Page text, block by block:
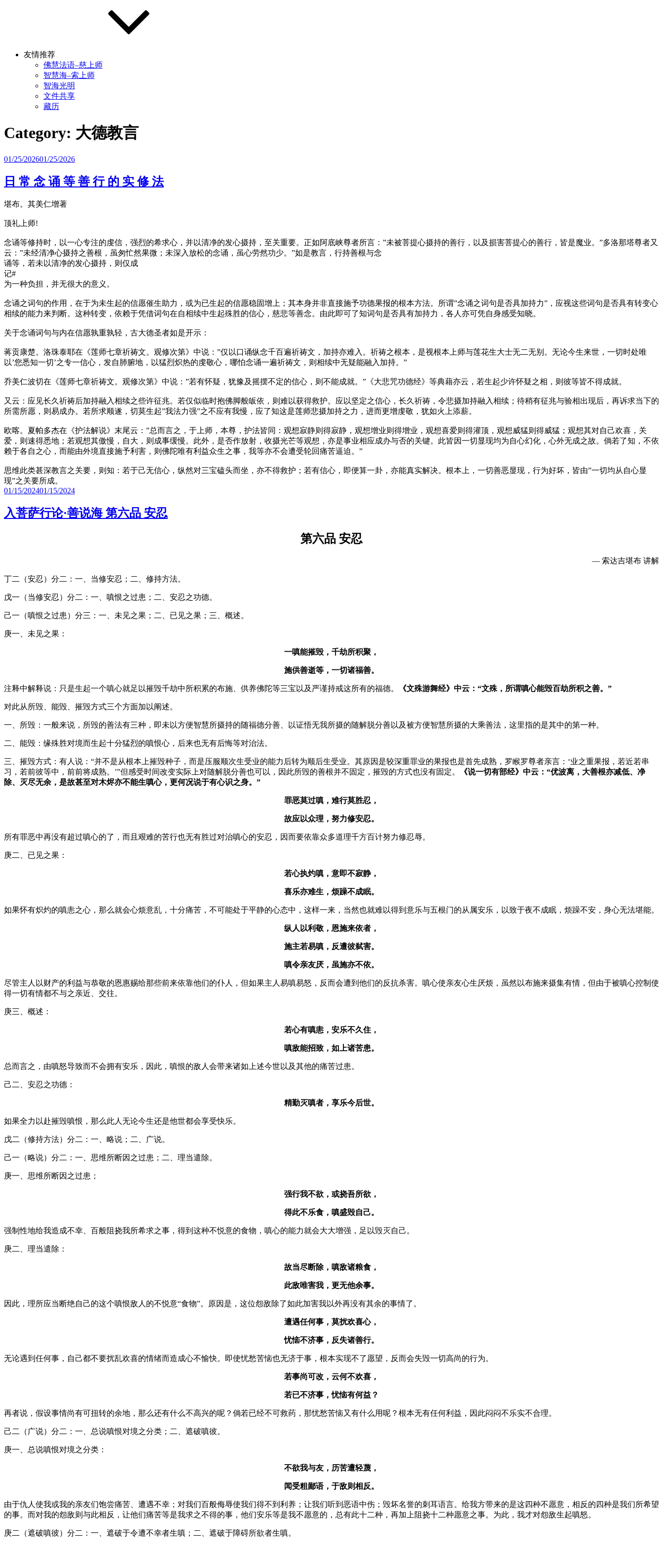
友情推荐
佛慧法语–慈上师
智慧海–索上师
智海光明
文件共享
藏历
Category: 大德教言
Posted
01/25/202601/25/2026
⽇ 常 念 诵 等 善 ⾏ 的 实 修 法
堪布。其美仁增著
顶礼上师!
念诵等修持时，以一心专注的虔信，强烈的希求心，并以清净的发心摄持，至关重要。正如阿底峡尊者所言：”未被菩提心摄持的善行，以及损害菩提心的善行，皆是魔业。”多洛那塔尊者又
云：”未经清净心摄持之善根，虽匆忙然果微；未深入放松的念诵，虽心劳然功少。”如是教言，行持善根与念
诵等，若未以清净的发心摄持，则仅成
记#
为一种负担，并无很大的意义。
念诵之词句的作用，在于为未生起的信愿催生助力，或为已生起的信愿稳固增上；其本身并非直接施予功德果报的根本方法。所谓”念诵之词句是否具加持力”，应视这些词句是否具有转变心
相续的能力来判断。这种转变，依赖于凭借词句在自相续中生起殊胜的信心，慈悲等善念。由此即可了知词句是否具有加持力，各人亦可凭自身感受知晓。
关于念诵词句与内在信愿孰重孰轻，古大德圣者如是开示：
蒋贡康楚。洛珠泰耶在《莲师七章祈祷文。观修次第》中说：”仅以口诵纵念千百遍祈祷文，加持亦难入。祈祷之根本，是视根本上师与莲花生大士无二无别。无论今生来世，一切时处唯
以’您悉知一切’之专一信心，发自肺腑地，以猛烈炽热的虔敬心，哪怕念诵一遍祈祷文，则相续中无疑能融入加持。”
乔美仁波切在《莲师七章祈祷文。观修次第》中说：”若有怀疑，犹豫及摇摆不定的信心，则不能成就。”《大悲咒功德经》等典藉亦云，若生起少许怀疑之相，则彼等皆不得成就。
又云：应见长久祈祷后加持融入相续之些许征兆。若仅似临时抱佛脚般皈依，则难以获得救护。应以坚定之信心，长久祈祷，令悲摄加持融入相续；待稍有征兆与验相出现后，再诉求当下的
所需所愿，则易成办。若所求顺遂，切莫生起”我法力强”之不应有我慢，应了知这是莲师悲摄加持之力，进而更增虔敬，犹如火上添薪。
欧喀。夏帕多杰在《护法解说》末尾云：”总而言之，于上师，本尊，护法皆同：观想寂静则得寂静，观想增业则得增业，观想喜爱则得灌顶，观想威猛则得威猛；观想其对自己欢喜，关
爱，则速得悉地；若观想其傲慢，自大，则成事缓慢。此外，是否作放射，收摄光芒等观想，亦是事业相应成办与否的关键。此皆因一切显现均为自心幻化，心外无成之故。倘若了知，不依
赖于各自之心，而能由外境直接施予利害，则佛陀唯有利益众生之事，我等亦不会遭受轮回痛苦逼迫。”
思维此类甚深教言之关要，则知：若于己无信心，纵然对三宝磕头而坐，亦不得救护；若有信心，即便算一卦，亦能真实解决。根本上，一切善恶显现，行为好坏，皆由”一切均从自心显
现”之关要所成。
Posted
01/15/202401/15/2024
入菩萨行论·善说海 第六品 安忍
第六品 安忍
— 索达吉堪布 讲解
丁二（安忍）分二：一、当修安忍；二、修持方法。
戊一（当修安忍）分二：一、嗔恨之过患；二、安忍之功德。
己一（嗔恨之过患）分三：一、未见之果；二、已见之果；三、概述。
庚一、未见之果：
一嗔能摧毁，千劫所积聚，
施供善逝等，一切诸福善。
注释中解释说：只是生起一个嗔心就足以摧毁千劫中所积累的布施、供养佛陀等三宝以及严谨持戒这所有的福德。 《文殊游舞经》中云：“文殊，所谓嗔心能毁百劫所积之善。”
对此从所毁、能毁、摧毁方式三个方面加以阐述。
一、所毁：一般来说，所毁的善法有三种，即未以方便智慧所摄持的随福德分善、以证悟无我所摄的随解脱分善以及被方便智慧所摄的大乘善法，这里指的是其中的第一种。
二、能毁：缘殊胜对境而生起十分猛烈的嗔恨心，后来也无有后悔等对治法。
三、摧毁方式：有人说：“并不是从根本上摧毁种子，而是压服顺次生受业的能力后转为顺后生受业。其原因是较深重罪业的果报也是首先成熟， 罗睺罗尊者亲言：‘业之重果报，若近若串
习，若前彼等中，前前将成熟。’”但感受时间改变实际上对随解脱分善也可以，因此所毁的善根并不固定，摧毁的方式也没有固定。
《说一切有部经》中云：“优波离，大善根亦减低、净
除、灭尽无余，是故甚至对木烬亦不能生嗔心，更何况说于有心识之身。”
罪恶莫过嗔，难行莫胜忍，
故应以众理，努力修安忍。
所有罪恶中再没有超过嗔心的了，而且艰难的苦行也无有胜过对治嗔心的安忍，因而要依靠众多道理千方百计努力修忍辱。
庚二、已见之果：
若心执灼嗔，意即不寂静，
喜乐亦难生，烦躁不成眠。
如果怀有炽灼的嗔恚之心，那么就会心烦意乱，十分痛苦，不可能处于平静的心态中，这样一来，当然也就难以得到意乐与五根门的从属安乐，以致于夜不成眠，烦躁不安，身心无法堪能。
纵人以利敬，恩施来依者，
施主若易嗔，反遭彼弑害。
嗔令亲友厌，虽施亦不依。
尽管主人以财产的利益与恭敬的恩惠赐给那些前来依靠他们的仆人，但如果主人易嗔易怒，反而会遭到他们的反抗杀害。嗔心使亲友心生厌烦，虽然以布施来摄集有情，但由于被嗔心控制使
得一切有情都不与之亲近、交往。
庚三、概述：
若心有嗔恚，安乐不久住，
嗔敌能招致，如上诸苦患。
总而言之，由嗔怒导致而不会拥有安乐，因此，嗔恨的敌人会带来诸如上述今世以及其他的痛苦过患。
己二、安忍之功德：
精勤灭嗔者，享乐今后世。
如果全力以赴摧毁嗔恨，那么此人无论今生还是他世都会享受快乐。
戊二（修持方法）分二：一、略说；二、广说。
己一（略说）分二：一、思维所断因之过患；二、理当遣除。
庚一、思维所断因之过患；
强行我不欲，或挠吾所欲，
得此不乐食，嗔盛毁自己。
强制性地给我造成不幸、百般阻挠我所希求之事，得到这种不悦意的食物，嗔心的能力就会大大增强，足以毁灭自己。
庚二、理当遣除：
故当尽断除，嗔敌诸粮食，
此敌唯害我，更无他余事。
因此，理所应当断绝自己的这个嗔恨敌人的不悦意“食物”。原因是，这位怨敌除了如此加害我以外再没有其余的事情了。
遭遇任何事，莫扰欢喜心，
忧恼不济事，反失诸善行。
无论遇到任何事，自己都不要扰乱欢喜的情绪而造成心不愉快。即使忧愁苦恼也无济于事，根本实现不了愿望，反而会失毁一切高尚的行为。
若事尚可改，云何不欢喜，
若已不济事，忧恼有何益？
再者说，假设事情尚有可扭转的余地，那么还有什么不高兴的呢？倘若已经不可救药，那忧愁苦恼又有什么用呢？根本无有任何利益，因此闷闷不乐实不合理。
己二（广说）分二：一、总说嗔恨对境之分类；二、遮破嗔彼。
庚一、总说嗔恨对境之分类：
不欲我与友，历苦遭轻蔑，
闻受粗鄙语，于敌则相反。
由于仇人使我或我的亲友们饱尝痛苦、遭遇不幸；对我们百般侮辱使我们得不到利养；让我们听到恶语中伤；毁坏名誉的刺耳语言。给我方带来的是这四种不愿意，相反的四种是我们所希望
的事。而对我的怨敌则与此相反，让他们痛苦等是我求之不得的事，他们安乐等是我不愿意的，总有此十二种，再加上阻挠十二种愿意之事。为此，我才对怨敌生起嗔怒。
庚二（遮破嗔彼）分二：一、遮破于令遭不幸者生嗔；二、遮破于障碍所欲者生嗔。